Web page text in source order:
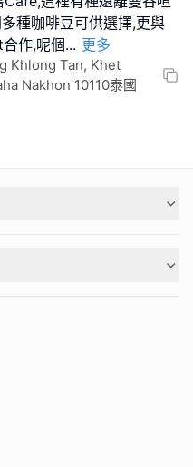
種咖啡豆可供選擇,更與
作,呢個... 更多
Khlong Tan, Khet
Nakhon 10110泰國